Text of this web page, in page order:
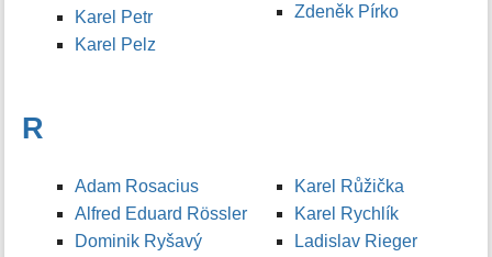
Karel Petr
Karel Pelz
Zdeněk Pírko
R
Adam Rosacius
Alfred Eduard Rössler
Dominik Ryšavý
Karel Růžička
Karel Rychlík
Ladislav Rieger